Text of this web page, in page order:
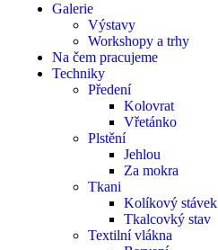
Galerie
Výstavy
Workshopy a trhy
Na čem pracujeme
Techniky
Předení
Kolovrat
Vřetánko
Plstění
Jehlou
Za mokra
Tkani
Kolíkový stávek
Tkalcovký stav
Textilní vlákna